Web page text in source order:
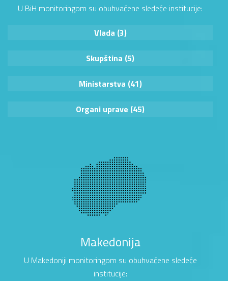
U BiH monitoringom su obuhvaćene sledeće institucije:
Vlada (3)
Skupština (5)
Ministarstva (41)
Organi uprave (45)
Makedonija
U Makedoniji monitoringom su obuhvaćene sledeće
institucije: